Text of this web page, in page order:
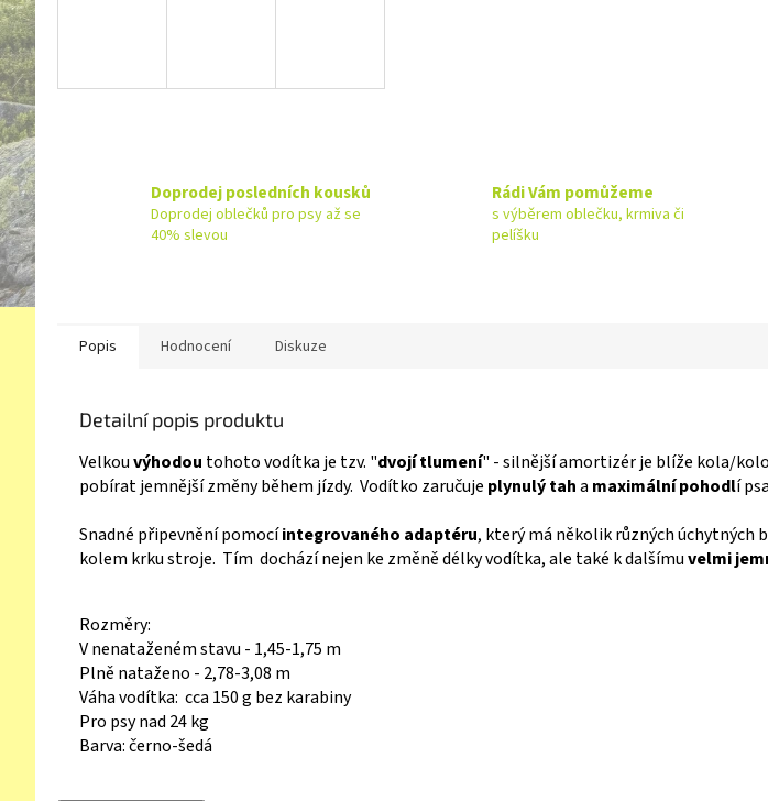
Doprodej posledních kousků
Doprodej oblečků pro psy až se
40% slevou
Rádi Vám pomůžeme
s výběrem oblečku, krmiva či
pelíšku
Popis Hodnocení Diskuze
Detailní popis produktu
Velkouvýhodou tohoto vodítka je tzv. "dvojí tlumení" - silnější amortizér je blíže kola/
pobírat jemnější změny během jízdy. Vodítko zaručuje plynulý taha maximální pohodlí
Snadné připevnění pomocíintegrovaného adaptéru, který má několik různých úchytných
kolem krku stroje. Tím dochází nejen ke změně délky vodítka, ale také k dalšímuvelmi
Rozměry:
V nenataženém stavu - 1,45-1,75 m
Plně nataženo - 2,78-3,08 m
Váha vodítka: cca 150 g bez karabiny
Pro psy nad 24 kg
Barva: černo-šedá